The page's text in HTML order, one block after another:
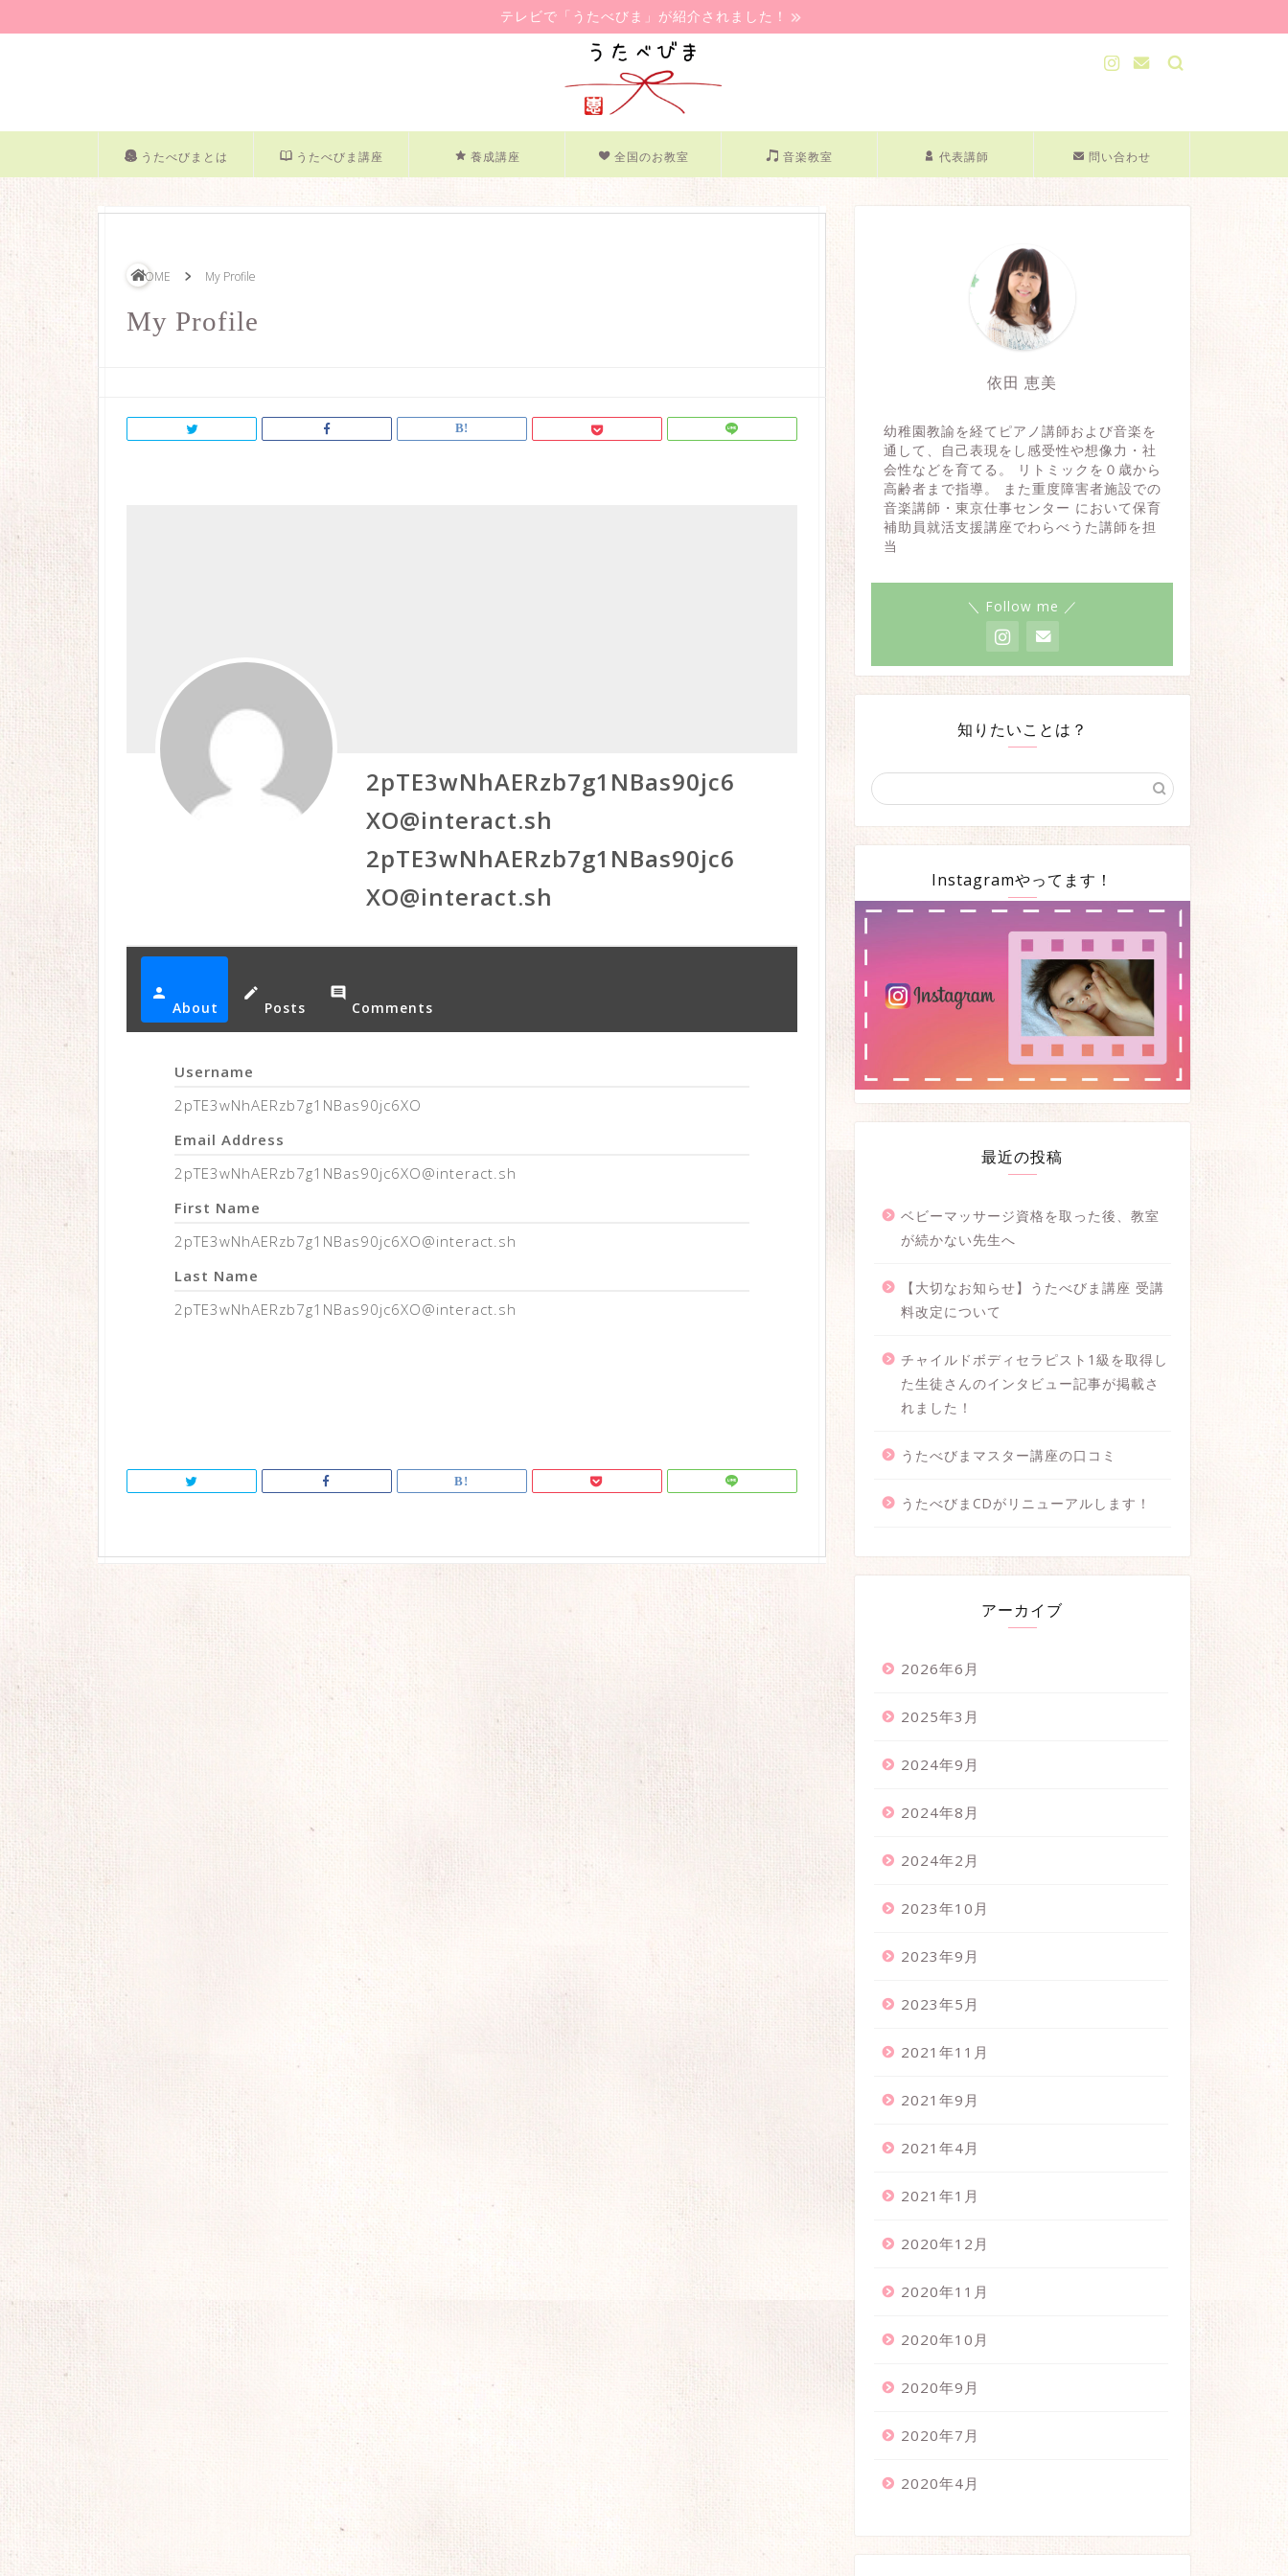
テレビで「うたべびま」が紹介されました！
うたべびまとは うたべびま講座 養成講座 全国のお教室 音楽教室 代表講師 問い合わせ
HOME My Profile
My Profile
2pTE3wNhAERzb7g1NBas90jc6
XO@interact.sh
2pTE3wNhAERzb7g1NBas90jc6
XO@interact.sh
person
About
create
Posts
comment
Comments
Username
2pTE3wNhAERzb7g1NBas90jc6XO
Email Address
2pTE3wNhAERzb7g1NBas90jc6XO@interact.sh
First Name
2pTE3wNhAERzb7g1NBas90jc6XO@interact.sh
Last Name
2pTE3wNhAERzb7g1NBas90jc6XO@interact.sh
依田 恵美
幼稚園教諭を経てピアノ講師および音楽を
通して、自己表現をし感受性や想像力・社
会性などを育てる。 リトミックを０歳から
高齢者まで指導。 また重度障害者施設での
音楽講師・東京仕事センター において保育
補助員就活支援講座でわらべうた講師を担
当
＼ Follow me ／
知りたいことは？
Instagramやってます！
最近の投稿
ベビーマッサージ資格を取った後、教室
が続かない先生へ
【大切なお知らせ】うたべびま講座 受講
料改定について
チャイルドボディセラピスト1級を取得し
た生徒さんのインタビュー記事が掲載さ
れました！
うたべびまマスター講座の口コミ
うたべびまCDがリニューアルします！
アーカイブ
2026年6月
2025年3月
2024年9月
2024年8月
2024年2月
2023年10月
2023年9月
2023年5月
2021年11月
2021年9月
2021年4月
2021年1月
2020年12月
2020年11月
2020年10月
2020年9月
2020年7月
2020年4月